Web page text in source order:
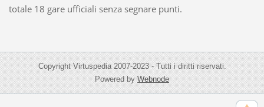
totale 18 gare ufficiali senza segnare punti.
Copyright Virtuspedia 2007-2023 - Tutti i diritti riservati.
Powered byWebnode